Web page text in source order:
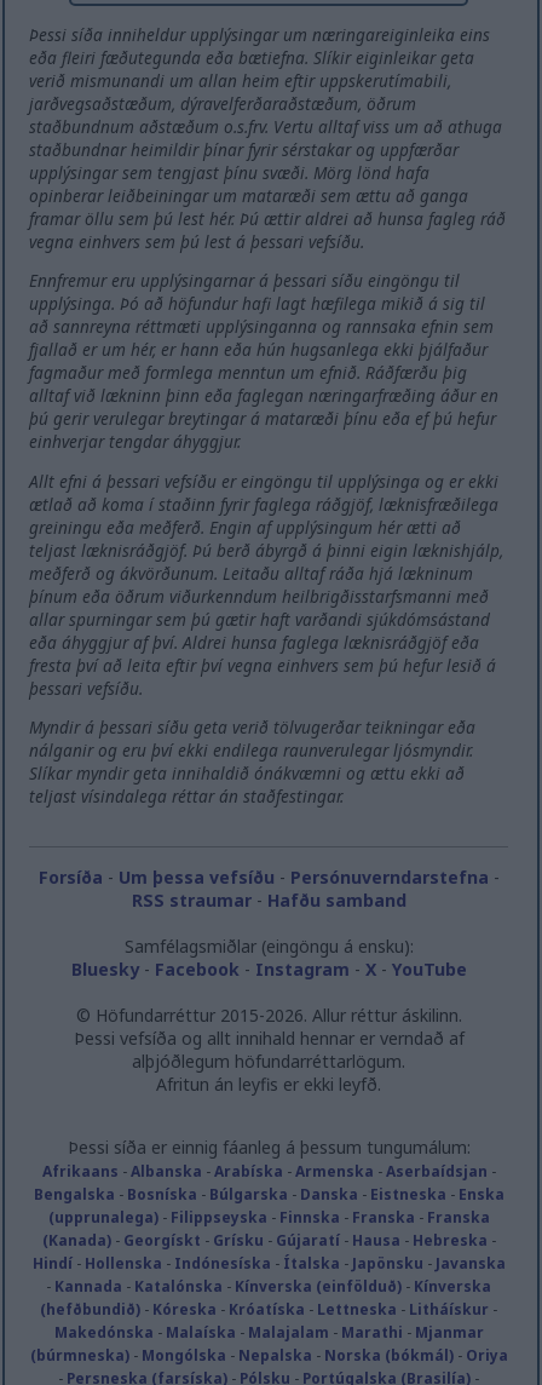
Þessi síða inniheldur upplýsingar um næringareiginleika eins
eða fleiri fæðutegunda eða bætiefna. Slíkir eiginleikar geta
verið mismunandi um allan heim eftir uppskerutímabili,
jarðvegsaðstæðum, dýravelferðaraðstæðum, öðrum
staðbundnum aðstæðum o.s.frv. Vertu alltaf viss um að athuga
staðbundnar heimildir þínar fyrir sérstakar og uppfærðar
upplýsingar sem tengjast þínu svæði. Mörg lönd hafa
opinberar leiðbeiningar um mataræði sem ættu að ganga
framar öllu sem þú lest hér. Þú ættir aldrei að hunsa fagleg ráð
vegna einhvers sem þú lest á þessari vefsíðu.
Ennfremur eru upplýsingarnar á þessari síðu eingöngu til
upplýsinga. Þó að höfundur hafi lagt hæfilega mikið á sig til
að sannreyna réttmæti upplýsinganna og rannsaka efnin sem
fjallað er um hér, er hann eða hún hugsanlega ekki þjálfaður
fagmaður með formlega menntun um efnið. Ráðfærðu þig
alltaf við lækninn þinn eða faglegan næringarfræðing áður en
þú gerir verulegar breytingar á mataræði þínu eða ef þú hefur
einhverjar tengdar áhyggjur.
Allt efni á þessari vefsíðu er eingöngu til upplýsinga og er ekki
ætlað að koma í staðinn fyrir faglega ráðgjöf, læknisfræðilega
greiningu eða meðferð. Engin af upplýsingum hér ætti að
teljast læknisráðgjöf. Þú berð ábyrgð á þinni eigin læknishjálp,
meðferð og ákvörðunum. Leitaðu alltaf ráða hjá lækninum
þínum eða öðrum viðurkenndum heilbrigðisstarfsmanni með
allar spurningar sem þú gætir haft varðandi sjúkdómsástand
eða áhyggjur af því. Aldrei hunsa faglega læknisráðgjöf eða
fresta því að leita eftir því vegna einhvers sem þú hefur lesið á
þessari vefsíðu.
Myndir á þessari síðu geta verið tölvugerðar teikningar eða
nálganir og eru því ekki endilega raunverulegar ljósmyndir.
Slíkar myndir geta innihaldið ónákvæmni og ættu ekki að
teljast vísindalega réttar án staðfestingar.
Forsíða - Um þessa vefsíðu - Persónuverndarstefna -
RSS straumar- Hafðu samband
Samfélagsmiðlar (eingöngu á ensku):
Bluesky- Facebook - Instagram - X- YouTube
© Höfundarréttur 2015-2026. Allur réttur áskilinn.
Þessi vefsíða og allt innihald hennar er verndað af
alþjóðlegum höfundarréttarlögum.
Afritun án leyfis er ekki leyfð.
Þessi síða er einnig fáanleg á þessum tungumálum:
Afrikaans -Albanska -Arabíska -Armenska -Aserbaídsjan -
Bengalska - Bosníska - Búlgarska - Danska - Eistneska - Enska
(upprunalega)- Filippseyska - Finnska - Franska - Franska
(Kanada)- Georgískt - Grísku - Gújaratí- Hausa - Hebreska -
Hindí- Hollenska - Indónesíska - Ítalska - Japönsku - Javanska
- Kannada - Katalónska - Kínverska (einfölduð) - Kínverska
(hefðbundið) - Kóreska - Króatíska - Lettneska - Litháískur -
Makedónska - Malaíska - Malajalam - Marathi - Mjanmar
(búrmneska)- Mongólska - Nepalska - Norska (bókmál)- Oriya
- Persneska (farsíska) - Pólsku - Portúgalska (Brasilía) -